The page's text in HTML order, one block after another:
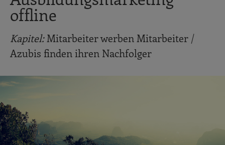
offline
Kapitel:Mitarbeiter werben Mitarbeiter /
Azubis finden ihren Nachfolger